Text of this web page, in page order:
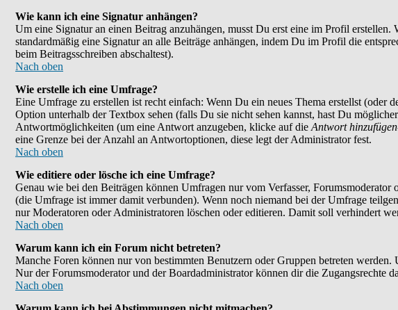
Wie kann ich eine Signatur anhängen?
Um eine Signatur an einen Beitrag anzuhängen, musst Du erst eine im Profil erstellen.
standardmäßig eine Signatur an alle Beiträge anhängen, indem Du im Profil die
beim Beitragsschreiben abschaltest).
Nach oben
Wie erstelle ich eine Umfrage?
Eine Umfrage zu erstellen ist recht einfach: Wenn Du ein neues Thema erstellst (oder
Option unterhalb der Textbox sehen (falls Du sie nicht sehen kannst, hast Du
Antwortmöglichkeiten (um eine Antwort anzugeben, klicke auf die Antwort hinzufügen
eine Grenze bei der Anzahl an Antwortoptionen, diese legt der Administrator fest.
Nach oben
Wie editiere oder lösche ich eine Umfrage?
Genau wie bei den Beiträgen können Umfragen nur vom Verfasser,
(die Umfrage ist immer damit verbunden). Wenn noch niemand bei der Umfrage
nur Moderatoren oder Administratoren löschen oder editieren. Damit soll verhindert
Nach oben
Warum kann ich ein Forum nicht betreten?
Manche Foren können nur von bestimmten Benutzern oder Gruppen betreten
Nur der Forumsmoderator und der Boardadministrator können dir die Zugangsrechte
Nach oben